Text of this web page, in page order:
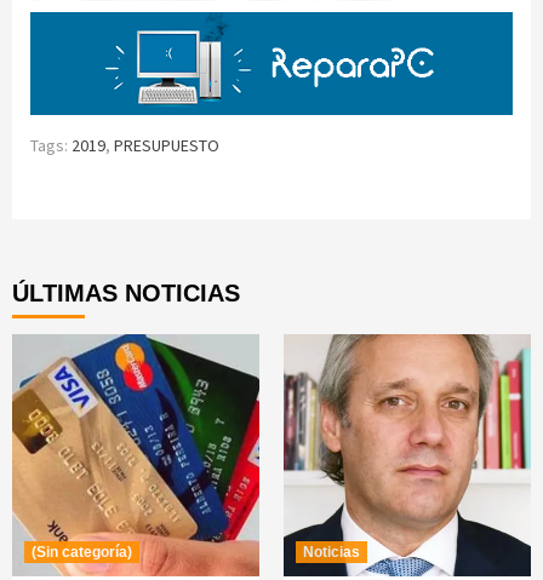
Tags: 2019, PRESUPUESTO
ÚLTIMAS NOTICIAS
(Sin categoría) Noticias